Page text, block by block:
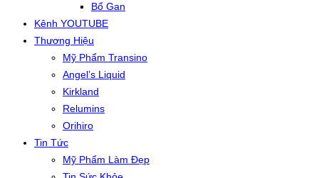
Bổ Gan
Kênh YOUTUBE
Thương Hiệu
Mỹ Phẩm Transino
Angel’s Liquid
Kirkland
Relumins
Orihiro
Tin Tức
Mỹ Phẩm Làm Đẹp